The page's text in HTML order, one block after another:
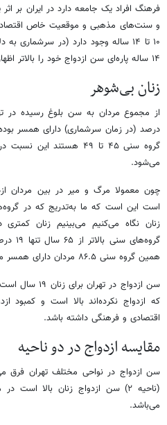
فرهنگ افراد یک جامعه دارد در ایران بر
و سنت‌های مذهبی و موقعیت خاص
۱۴ ساله پاره‌ای سن ازدواج خود را بالاتر اظهار کرده‌اند)
زنان بی‌شوهر
درصد (در زمان سرشماری) دارای همسر
می‌شود.
چون معمولا مرگ و میر در بین مردان
زنان نگاه می‌کنیم می‌بینیم زنان
همین گروه سنی ۸۶.۵ مردان دارای همسر می‌باشند.
که ازدواج نکرده‌اند بالا است و
اقتصادی و فرهنگی داشته باشد.
مقایسه ازدواج در دو ناحیه
سن ازدواج در نواحی مختلف تهران فرق
می‌باشد.